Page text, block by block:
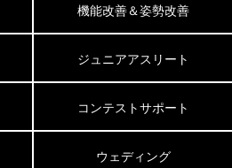
機能改善＆姿勢改善
ジュニアアスリート
コンテストサポート
ウェディング